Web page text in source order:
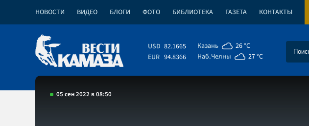
НОВОСТИ ВИДЕО БЛОГИ ФОТО БИБЛИОТЕКА ГАЗЕТА КОНТАКТЫ
USD 82.1665
EUR 94.8366
Казань
26 °C
Наб.Челны
27 °C
05 сен 2022 в 08:50